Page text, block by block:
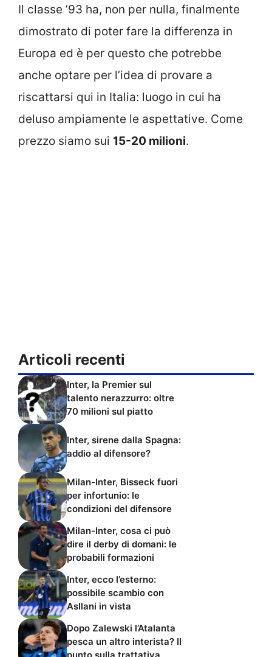
Il classe ’93 ha, non per nulla, finalmente
dimostrato di poter fare la differenza in
Europa ed è per questo che potrebbe
anche optare per l’idea di provare a
riscattarsi qui in Italia: luogo in cui ha
deluso ampiamente le aspettative. Come
prezzo siamo sui 15-20 milioni.
Articoli recenti
Inter, la Premier sul
talento nerazzurro: oltre
70 milioni sul piatto
Inter, sirene dalla Spagna:
addio al difensore?
Milan-Inter, Bisseck fuori
per infortunio: le
condizioni del difensore
Milan-Inter, cosa ci può
dire il derby di domani: le
probabili formazioni
Inter, ecco l’esterno:
possibile scambio con
Asllani in vista
Dopo Zalewski l’Atalanta
pesca un altro interista? Il
punto sulla trattativa